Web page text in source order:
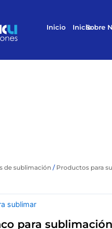
Inicio Sobre
Inicio
de sublimación / Productos para
sublimar
para sublimación